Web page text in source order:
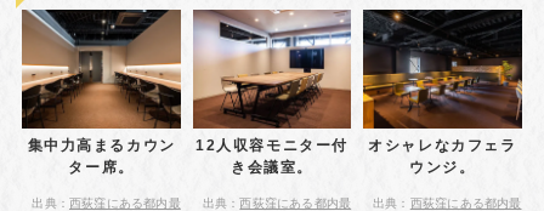
集中力高まるカウン
ター席。
出典： 西荻窪にある都内最
12人収容モニター付
き会議室。
出典：西荻窪にある都内最
オシャレなカフェラ
ウンジ。
出典： 西荻窪にある都内最